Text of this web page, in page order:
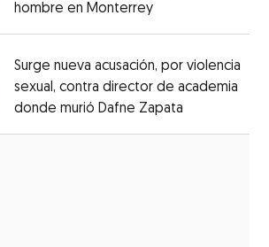
hombre en MonterreyOpens in new
Surge nueva acusación, por violencia
sexual, contra director de academia
donde murió Dafne Zapata